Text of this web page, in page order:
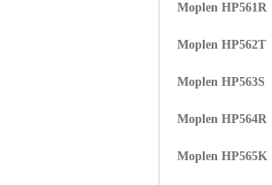
Moplen HP561R
Moplen HP562T
Moplen HP563S
Moplen HP564R
Moplen HP565K